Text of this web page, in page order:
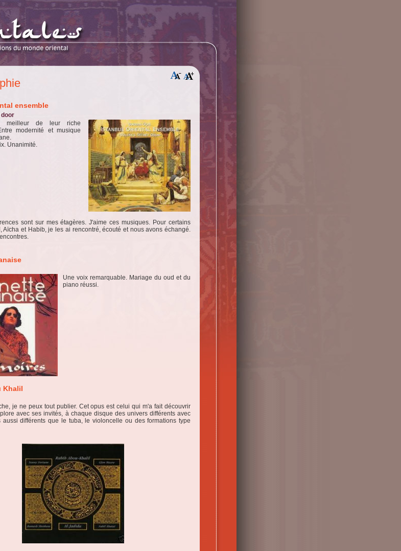
ensemble
door
meilleur de leur riche
modernité et musique
Unanimité.
sont sur mes étagères. J'aime ces musiques. Pour certains
Aïcha et Habib, je les ai rencontré, écouté et nous avons échangé.
Une voix remarquable. Mariage du oud et du
piano réussi.
Khalil
je ne peux tout publier. Cet opus est celui qui m'a fait découvrir
avec ses invités, à chaque disque des univers différents avec
aussi différents que le tuba, le violoncelle ou des formations type